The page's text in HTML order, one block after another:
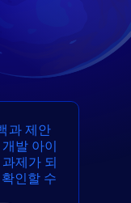
과 제안
발 아이
제가 되
인할 수